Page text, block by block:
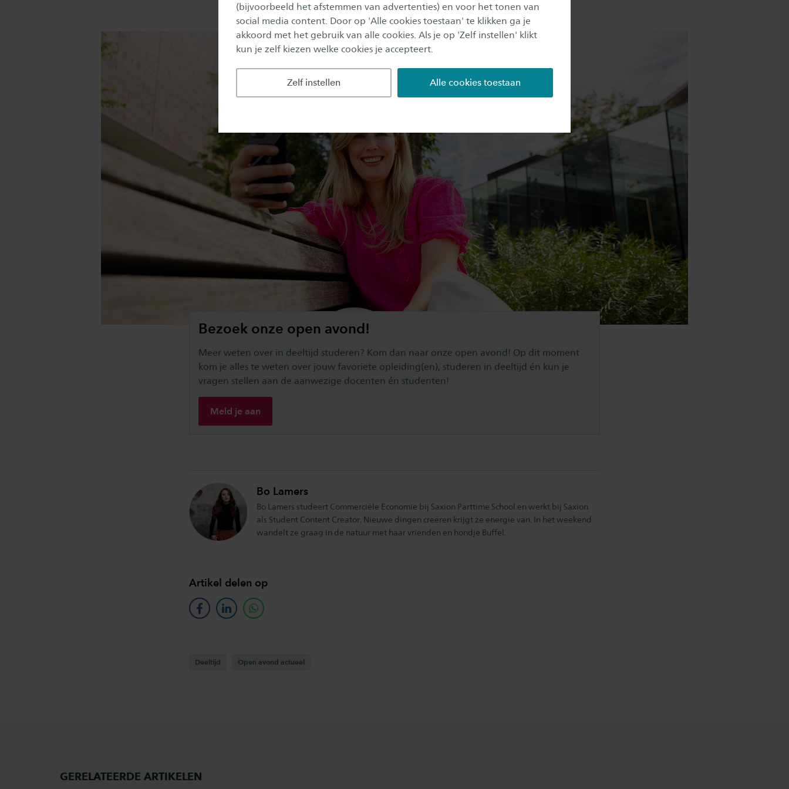
(bijvoorbeeld het afstemmen van advertenties) en voor het tonen van
social media content. Door op 'Alle cookies toestaan' te klikken ga je
akkoord met het gebruik van alle cookies. Als je op 'Zelf instellen' klikt
kun je zelf kiezen welke cookies je accepteert.
Zelf instellen Alle cookies toestaan
Bezoek onze open avond!
Meer weten over in deeltijd studeren? Kom dan naar onze open avond! Op dit moment
kom je alles te weten over jouw favoriete opleiding(en), studeren in deeltijd én kun je
vragen stellen aan de aanwezige docenten én studenten!
Meld je aan
Bo Lamers
Bo Lamers studeert Commerciële Economie bij Saxion Parttime School en werkt bij Saxion
als Student Content Creator. Nieuwe dingen creëren krijgt ze energie van. In het weekend
wandelt ze graag in de natuur met haar vrienden en hondje Buffel.
Artikel delen op
facebooklinkedinwhatsapp
Deeltijd Open avond actueel
GERELATEERDE ARTIKELEN